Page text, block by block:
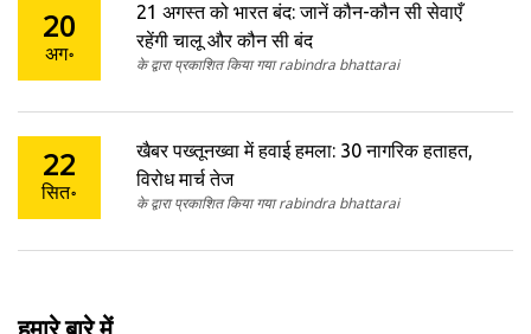
20
अग॰
21 अगस्त को भारत बंद: जानें कौन-कौन सी सेवाएँ
रहेंगी चालू और कौन सी बंद
के द्वारा प्रकाशित किया गया rabindra bhattarai
22
सित॰
खैबर पख्तूनख्वा में हवाई हमला: 30 नागरिक हताहत,
विरोध मार्च तेज
के द्वारा प्रकाशित किया गया rabindra bhattarai
हमारे बारे में